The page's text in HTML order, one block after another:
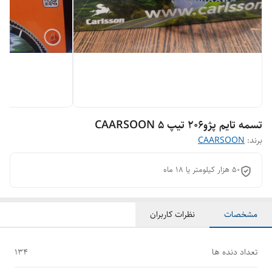
تسمه تایم پژو206 تیپ 5 CAARSOON
برند: CAARSOON
50 هزار کیلومتر یا 18 ماه
مشخصات نظرات کاربران
تعداد دنده ها 134